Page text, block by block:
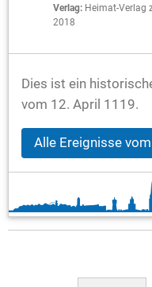
Verlag: Heimat-Verlag
2018
Dies ist ein
vom 12. April 1119.
Alle Ereignisse